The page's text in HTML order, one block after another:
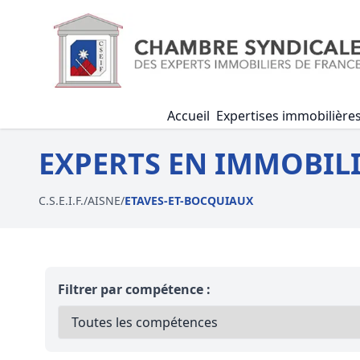
Accueil Expertises immobilières
EXPERTS EN
C.S.E.I.F./AISNE/ETAVES-ET-BOCQUIAUX
Filtrer par compétence :